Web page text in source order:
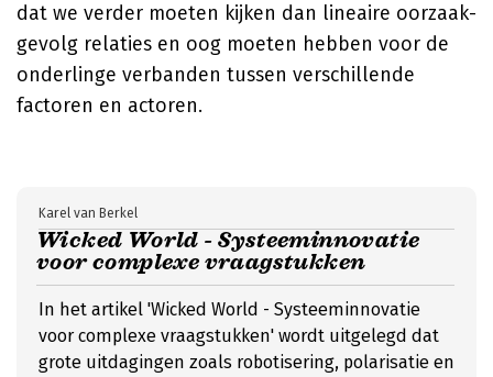
dat we verder moeten kijken dan lineaire oorzaak-
gevolg relaties en oog moeten hebben voor de
onderlinge verbanden tussen verschillende
factoren en actoren.
Wicked World - Systeeminnovatie
voor complexe vraagstukken
Karel van Berkel
In het artikel 'Wicked World - Systeeminnovatie
voor complexe vraagstukken' wordt uitgelegd dat
grote uitdagingen zoals robotisering, polarisatie en